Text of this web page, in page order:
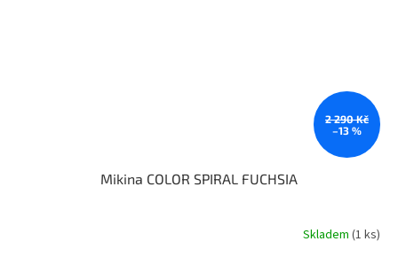
2 290 Kč
–13 %
Mikina COLOR SPIRAL FUCHSIA
Skladem (1 ks)